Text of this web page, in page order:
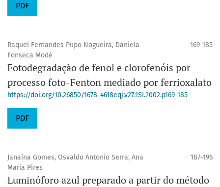
PDF
Raquel Fernandes Pupo Nogueira, Daniela
Fonseca Modé
169-185
Fotodegradação de fenol e clorofenóis por
processo foto-Fenton mediado por ferrioxalato
https://doi.org/10.26850/1678-4618eqj.v27.1SI.2002.p169-185
PDF
Janaína Gomes, Osvaldo Antonio Serra, Ana
Maria Pires
187-196
Luminóforo azul preparado a partir do método